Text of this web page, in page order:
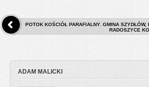
POTOK KOŚCIÓŁ PARAFIALNY. GMINA SZYDŁÓW,
RADOSZYCE
ADAM MALICKI